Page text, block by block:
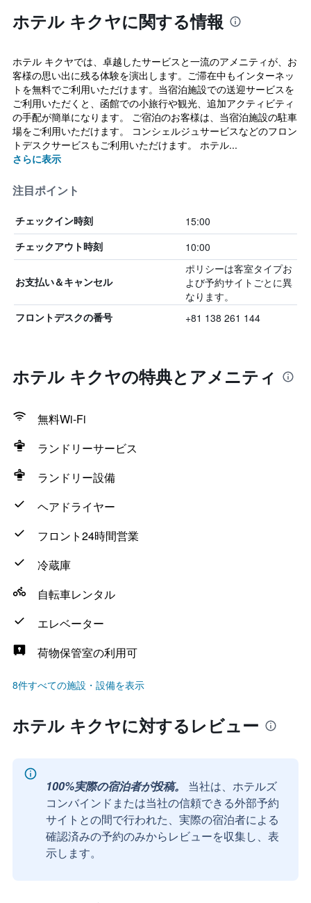
ホテル キクヤに関する情報
ホテル キクヤでは、卓越したサービスと一流のアメニティが、お
客様の思い出に残る体験を演出します。ご滞在中もインターネッ
トを無料でご利用いただけます。当宿泊施設での送迎サービスを
ご利用いただくと、函館での小旅行や観光、追加アクティビティ
の手配が簡単になります。 ご宿泊のお客様は、当宿泊施設の駐車
場をご利用いただけます。 コンシェルジュサービスなどのフロン
トデスクサービスもご利用いただけます。 ホテル...
さらに表示
注目ポイント
チェックイン時刻 15:00
チェックアウト時刻 10:00
お支払い＆キャンセル
ポリシーは客室タイプお
よび予約サイトごとに異
なります。
フロントデスクの番号 +81 138 261 144
ホテル キクヤの特典とアメニティ
無料Wi-Fi
ランドリーサービス
ランドリー設備
ヘアドライヤー
フロント24時間営業
冷蔵庫
自転車レンタル
エレベーター
荷物保管室の利用可
8件すべての施設・設備を表示
ホテル キクヤに対するレビュー
100%実際の宿泊者が投稿。
当社は、ホテルズ
コンバインドまたは当社の信頼できる外部予約
サイトとの間で行われた、実際の宿泊者による
確認済みの予約のみからレビューを収集し、表
示します。